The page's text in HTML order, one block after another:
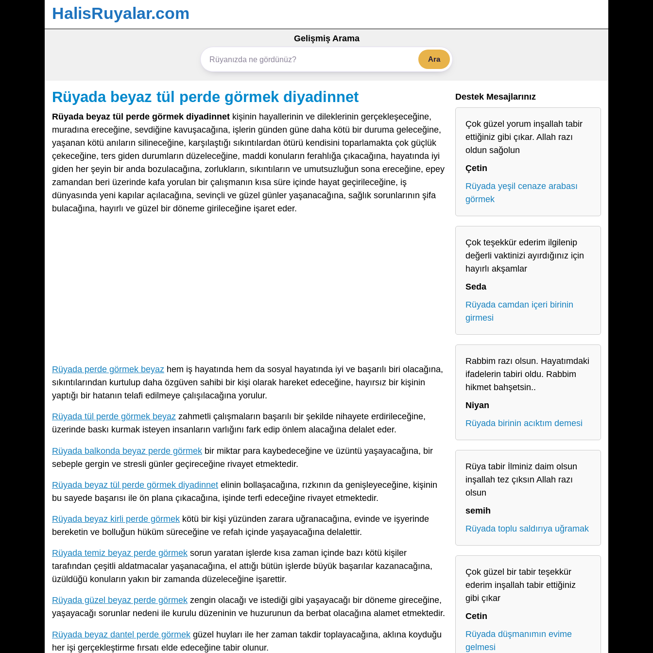
HalisRuyalar.com
Gelişmiş Arama
Ara
Rüyada beyaz tül perde görmek diyadinnet
Rüyada beyaz tül perde görmek diyadinnet kişinin hayallerinin ve dileklerinin gerçekleşeceğine,
muradına ereceğine, sevdiğine kavuşacağına, işlerin günden güne daha kötü bir duruma geleceğine,
yaşanan kötü anıların silineceğine, karşılaştığı sıkıntılardan ötürü kendisini toparlamakta çok güçlük
çekeceğine, ters giden durumların düzeleceğine, maddi konuların ferahlığa çıkacağına, hayatında iyi
giden her şeyin bir anda bozulacağına, zorlukların, sıkıntıların ve umutsuzluğun sona ereceğine, epey
zamandan beri üzerinde kafa yorulan bir çalışmanın kısa süre içinde hayat geçirileceğine, iş
dünyasında yeni kapılar açılacağına, sevinçli ve güzel günler yaşanacağına, sağlık sorunlarının şifa
bulacağına, hayırlı ve güzel bir döneme girileceğine işaret eder.
Rüyada perde görmek beyaz hem iş hayatında hem da sosyal hayatında iyi ve başarılı biri olacağına,
sıkıntılarından kurtulup daha özgüven sahibi bir kişi olarak hareket edeceğine, hayırsız bir kişinin
yaptığı bir hatanın telafi edilmeye çalışılacağına yorulur.
Rüyada tül perde görmek beyaz zahmetli çalışmaların başarılı bir şekilde nihayete erdirileceğine,
üzerinde baskı kurmak isteyen insanların varlığını fark edip önlem alacağına delalet eder.
Rüyada balkonda beyaz perde görmek bir miktar para kaybedeceğine ve üzüntü yaşayacağına, bir
sebeple gergin ve stresli günler geçireceğine rivayet etmektedir.
Rüyada beyaz tül perde görmek diyadinnet elinin bollaşacağına, rızkının da genişleyeceğine, kişinin
bu sayede başarısı ile ön plana çıkacağına, işinde terfi edeceğine rivayet etmektedir.
Rüyada beyaz kirli perde görmek kötü bir kişi yüzünden zarara uğranacağına, evinde ve işyerinde
bereketin ve bolluğun hüküm süreceğine ve refah içinde yaşayacağına delalettir.
Rüyada temiz beyaz perde görmek sorun yaratan işlerde kısa zaman içinde bazı kötü kişiler
tarafından çeşitli aldatmacalar yaşanacağına, el attığı bütün işlerde büyük başarılar kazanacağına,
üzüldüğü konuların yakın bir zamanda düzeleceğine işarettir.
Rüyada güzel beyaz perde görmek zengin olacağı ve istediği gibi yaşayacağı bir döneme gireceğine,
yaşayacağı sorunlar nedeni ile kurulu düzeninin ve huzurunun da berbat olacağına alamet etmektedir.
Rüyada beyaz dantel perde görmek güzel huyları ile her zaman takdir toplayacağına, aklına koyduğu
her işi gerçekleştirme fırsatı elde edeceğine tabir olunur.
Destek Mesajlarınız
Çok güzel yorum inşallah tabir
ettiğiniz gibi çıkar. Allah razı
oldun sağolun
Çetin
Rüyada yeşil cenaze arabası
görmek
Çok teşekkür ederim ilgilenip
değerli vaktinizi ayırdığınız için
hayırlı akşamlar
Seda
Rüyada camdan içeri birinin
girmesi
Rabbim razı olsun. Hayatımdaki
ifadelerin tabiri oldu. Rabbim
hikmet bahşetsin..
Niyan
Rüyada birinin acıktım demesi
Rüya tabir İlminiz daim olsun
inşallah tez çıksın Allah razı
olsun
semih
Rüyada toplu saldırıya uğramak
Çok güzel bir tabir teşekkür
ederim inşallah tabir ettiğiniz
gibi çıkar
Cetin
Rüyada düşmanımın evime
gelmesi